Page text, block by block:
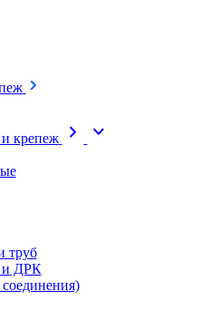
крепеж
chevron_right expand_more
труб
и ДРК